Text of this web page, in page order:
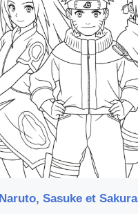
Naruto, Sasuke et Sakura